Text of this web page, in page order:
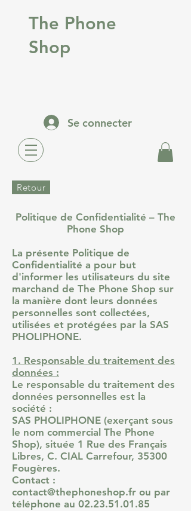
The Phone
Shop
Se connecter
Retour
Politique de Confidentialité – The
Phone Shop
La présente Politique de
Confidentialité a pour but
d'informer les utilisateurs du site
marchand de The Phone Shop sur
la manière dont leurs données
personnelles sont collectées,
utilisées et protégées par la SAS
PHOLIPHONE.
1. Responsable du traitement des
données :
Le responsable du traitement des
données personnelles est la
société :
SAS PHOLIPHONE (exerçant sous
le nom commercial The Phone
Shop), située 1 Rue des Français
Libres, C. CIAL Carrefour, 35300
Fougères.
Contact :
contact@thephoneshop.fr ou par
téléphone au 02.23.51.01.85